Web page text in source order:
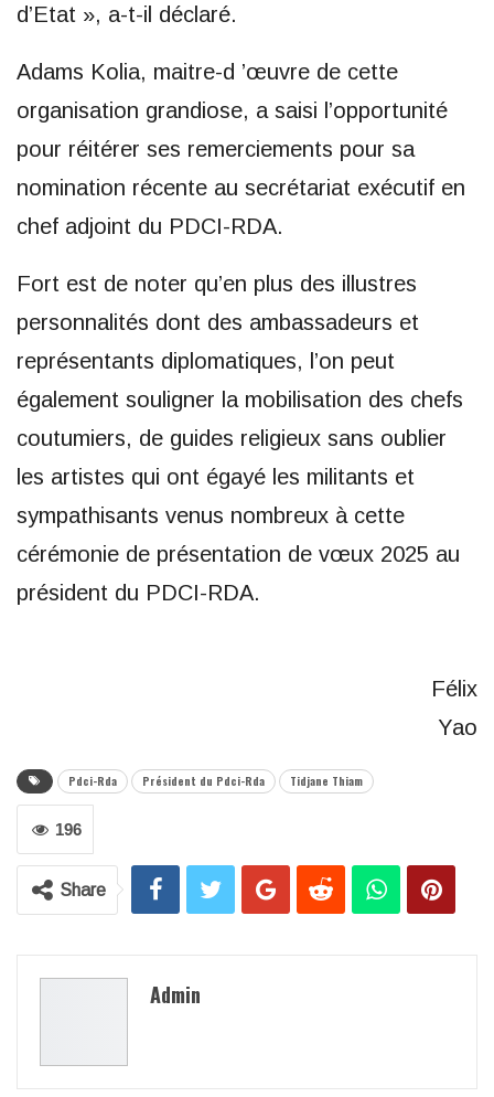
d’Etat », a-t-il déclaré.
Adams Kolia, maitre-d ’œuvre de cette
organisation grandiose, a saisi l’opportunité
pour réitérer ses remerciements pour sa
nomination récente au secrétariat exécutif en
chef adjoint du PDCI-RDA.
Fort est de noter qu’en plus des illustres
personnalités dont des ambassadeurs et
représentants diplomatiques, l’on peut
également souligner la mobilisation des chefs
coutumiers, de guides religieux sans oublier
les artistes qui ont égayé les militants et
sympathisants venus nombreux à cette
cérémonie de présentation de vœux 2025 au
président du PDCI-RDA.
Félix
Yao
Pdci-Rda Président du Pdci-Rda Tidjane Thiam
196
Share
Admin